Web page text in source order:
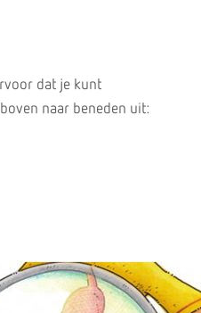
dat je kunt
naar beneden uit: